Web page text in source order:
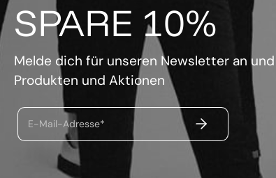
SPARE 10%
Melde dich für unseren Newsletter an
Produkten und Aktionen
E-Mail-Adresse*